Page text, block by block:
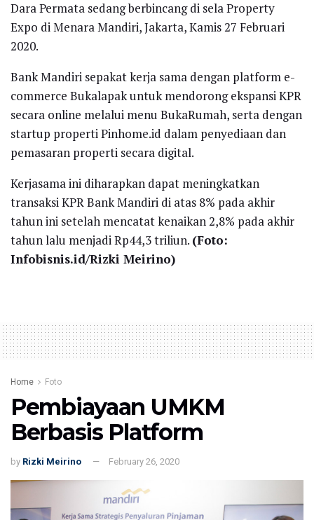
Dara Permata sedang berbincang di sela Property
Expo di Menara Mandiri, Jakarta, Kamis 27 Februari
2020.
Bank Mandiri sepakat kerja sama dengan platform e-
commerce Bukalapak untuk mendorong ekspansi KPR
secara online melalui menu BukaRumah, serta dengan
startup properti Pinhome.id dalam penyediaan dan
pemasaran properti secara digital.
Kerjasama ini diharapkan dapat meningkatkan
transaksi KPR Bank Mandiri di atas 8% pada akhir
tahun ini setelah mencatat kenaikan 2,8% pada akhir
tahun lalu menjadi Rp44,3 triliun. (Foto:
Infobisnis.id/Rizki Meirino)
Home Foto
Pembiayaan UMKM
Berbasis Platform
by Rizki Meirino February 26, 2020